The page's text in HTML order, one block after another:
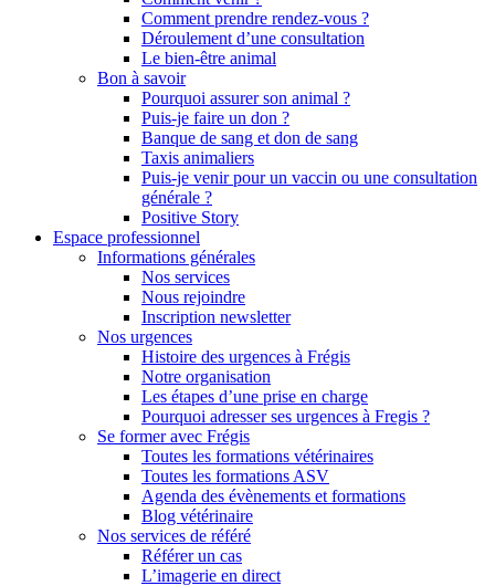
Comment prendre rendez-vous ?
Déroulement d’une consultation
Le bien-être animal
Bon à savoir
Pourquoi assurer son animal ?
Puis-je faire un don ?
Banque de sang et don de sang
Taxis animaliers
Puis-je venir pour un vaccin ou une consultation
générale ?
Positive Story
Espace professionnel
Informations générales
Nos services
Nous rejoindre
Inscription newsletter
Nos urgences
Histoire des urgences à Frégis
Notre organisation
Les étapes d’une prise en charge
Pourquoi adresser ses urgences à Fregis ?
Se former avec Frégis
Toutes les formations vétérinaires
Toutes les formations ASV
Agenda des évènements et formations
Blog vétérinaire
Nos services de référé
Référer un cas
L’imagerie en direct